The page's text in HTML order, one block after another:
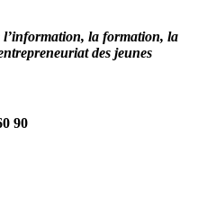
l’information, la formation, la
des jeunes
90